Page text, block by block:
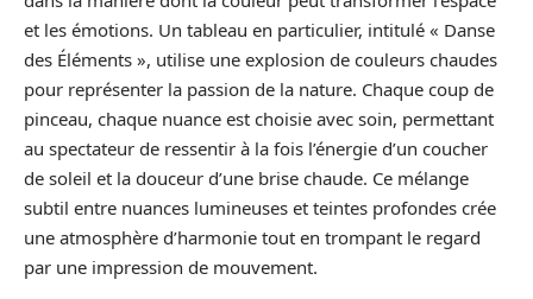
et les émotions. Un tableau en particulier, intitulé « Danse
des Éléments », utilise une explosion de couleurs chaudes
pour représenter la passion de la nature. Chaque coup de
pinceau, chaque nuance est choisie avec soin, permettant
au spectateur de ressentir à la fois l’énergie d’un coucher
de soleil et la douceur d’une brise chaude. Ce mélange
subtil entre nuances lumineuses et teintes profondes crée
une atmosphère d’harmonie tout en trompant le regard
par une impression de mouvement.